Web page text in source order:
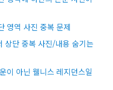
영역 사진 중복 문제
상단 중복 사진/내용 숨기는
이 아닌 웰니스 레지던스일